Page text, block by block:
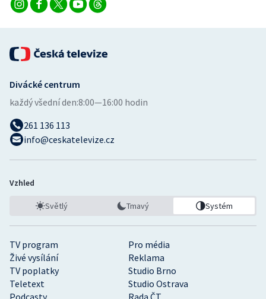
TV program
Pro média
Živé vysílání
Reklama
TV poplatky
Studio Brno
Teletext
Studio Ostrava
Divácké centrum
každý všední den:8:00—16:00 hodin
261 136 113
info@ceskatelevize.cz
Vzhled
Světlý Tmavý Systém